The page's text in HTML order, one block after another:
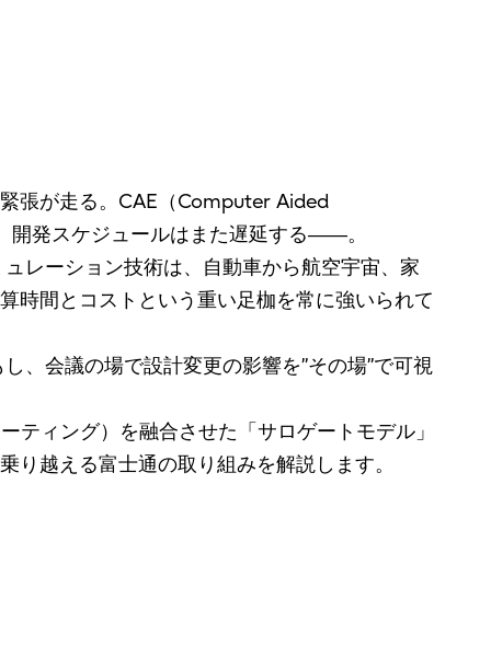
張が走る。CAE（Computer Aided
開発スケジュールはまた遅延する――。
レーション技術は、自動車から航空宇宙、家
時間とコストという重い足枷を常に強いられて
、会議の場で設計変更の影響を”その場”で可視
ィング）を融合させた「サロゲートモデル」
越える富士通の取り組みを解説します。